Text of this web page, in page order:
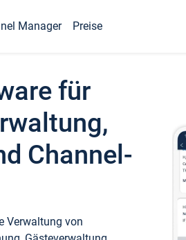
Manager Preise
für
Channel-
Verwaltung von